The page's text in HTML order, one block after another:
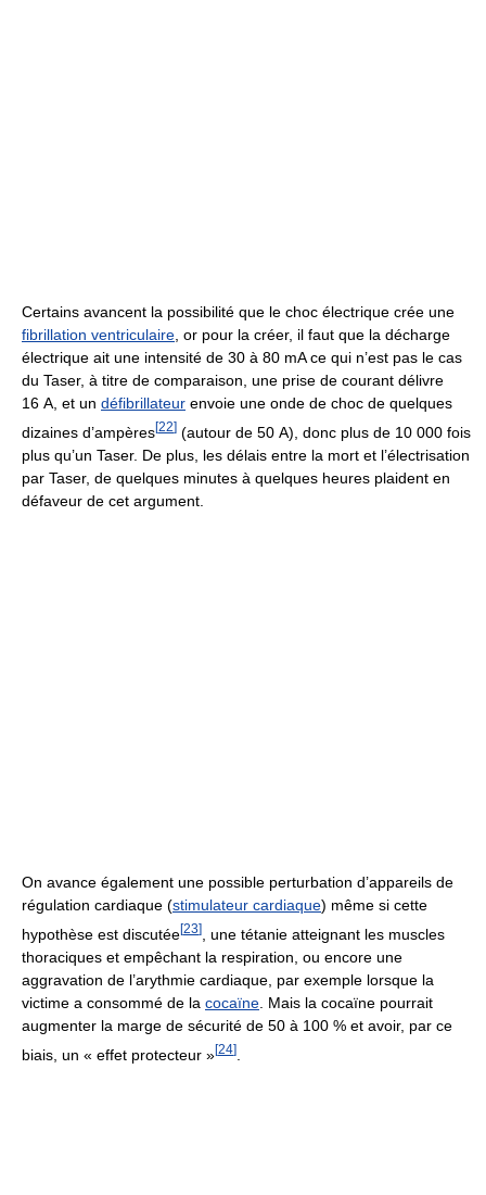
Certains avancent la possibilité que le choc électrique crée une
fibrillation ventriculaire, or pour la créer, il faut que la décharge
électrique ait une intensité de 30 à 80 mAce qui n’est pas le cas
du Taser, à titre de comparaison, une prise de courant délivre
16 A, et un défibrillateur envoie une onde de choc de quelques
dizaines d’ampères[22] (autour de 50 A), donc plus de 10 000 fois
plus qu’un Taser. De plus, les délais entre la mort et l’électrisation
par Taser, de quelques minutes à quelques heures plaident en
défaveur de cet argument.
On avance également une possible perturbation d’appareils de
régulation cardiaque (stimulateur cardiaque) même si cette
hypothèse est discutée[23]
, une tétanie atteignant les muscles
thoraciques et empêchant la respiration, ou encore une
aggravation de l’arythmie cardiaque, par exemple lorsque la
victime a consommé de la cocaïne . Mais la cocaïne pourrait
augmenter la marge de sécurité de 50 à 100 % et avoir, par ce
biais, un « effet protecteur »[24]